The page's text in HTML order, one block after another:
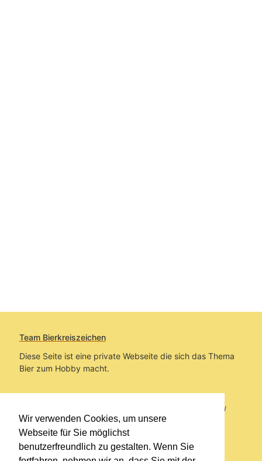
Wir verwenden Cookies, um unsere
Webseite für Sie möglichst
benutzerfreundlich zu gestalten. Wenn Sie
Team Bierkreiszeichen
Diese Seite ist eine private Webseite die sich das Thema
Bier zum Hobby macht.
Sie befinden sich auf https://www.bierkreiszeichen.at/
im Pfad:Bierkreiszeichen/Gesammelte Biere
Erstellt: 2026-08-08